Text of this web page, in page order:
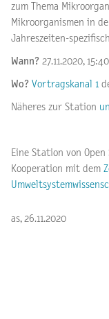
zum Thema
Mikroorganismen in
Jahreszeiten-
Wann? 27.11.2020,
Wo? Vortragskanal 1
Näheres zur Station
Eine Station von
Kooperation mit dem
as, 26.11.2020